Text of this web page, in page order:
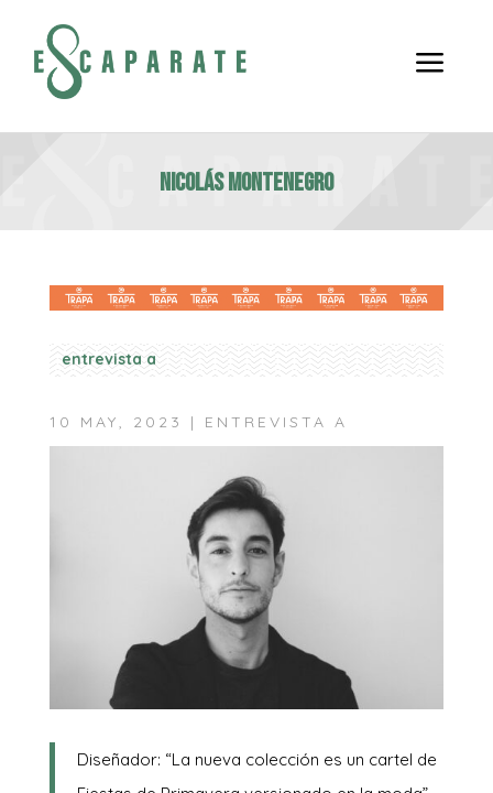
a
NICOLÁS MONTENEGRO
entrevista a
10 MAY, 2023 | ENTREVISTA A
Diseñador: “La nueva colección es un cartel de